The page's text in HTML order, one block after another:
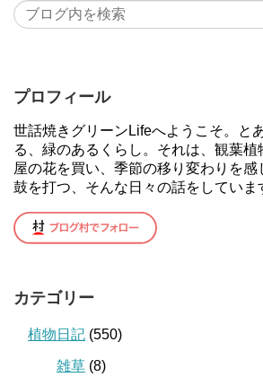
プロフィール
世話焼きグリーンLifeへようこそ。と
る、緑のあるくらし。それは、観葉
屋の花を買い、季節の移り変わりを
鼓を打つ、そんな日々の話をしていま
カテゴリー
植物日記 (550)
雑草 (8)